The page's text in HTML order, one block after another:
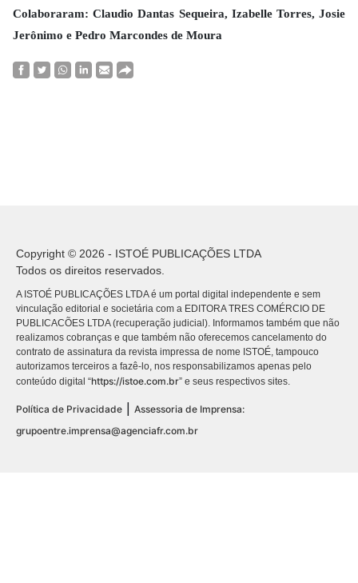
Colaboraram: Claudio Dantas Sequeira, Izabelle Torres, Josie
Jerônimo e Pedro Marcondes de Moura
Copyright © 2026 - ISTOÉ PUBLICAÇÕES LTDA
Todos os direitos reservados.
A ISTOÉ PUBLICAÇÕES LTDA é um portal digital independente e sem
vinculação editorial e societária com a EDITORA TRES COMÉRCIO DE
PUBLICACÕES LTDA (recuperação judicial). Informamos também que não
realizamos cobranças e que também não oferecemos cancelamento do
contrato de assinatura da revista impressa de nome ISTOÉ, tampouco
autorizamos terceiros a fazê-lo, nos responsabilizamos apenas pelo
conteúdo digital “https://istoe.com.br” e seus respectivos sites.
Política de Privacidade | Assessoria de Imprensa:
grupoentre.imprensa@agenciafr.com.br